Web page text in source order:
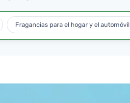
Fragancias para el hogar y el automóvil